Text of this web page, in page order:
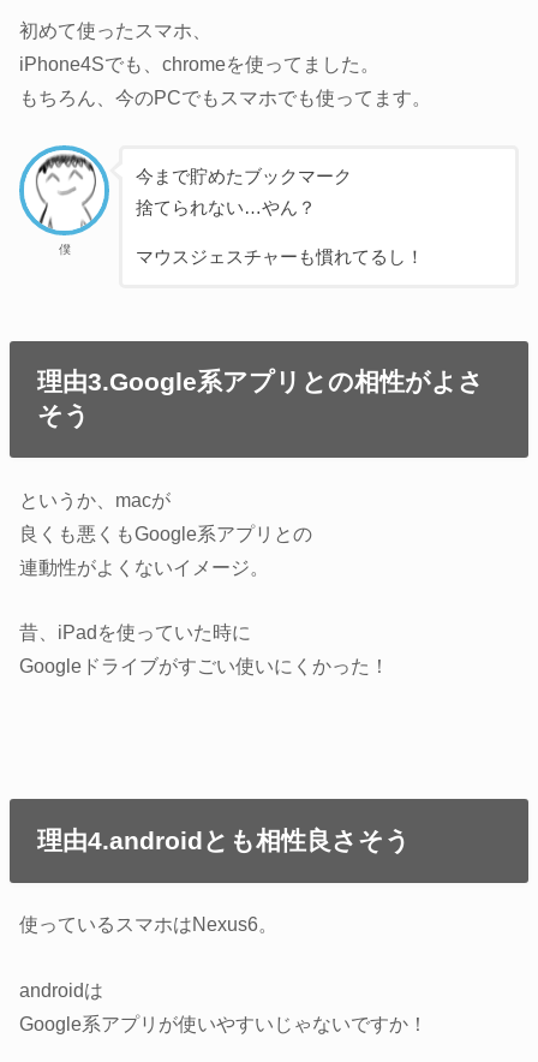
初めて使ったスマホ、
iPhone4Sでも、chromeを使ってました。
もちろん、今のPCでもスマホでも使ってます。
僕
今まで貯めたブックマーク
捨てられない…やん？
マウスジェスチャーも慣れてるし！
理由3.Google系アプリとの相性がよさ
そう
というか、macが
良くも悪くもGoogle系アプリとの
連動性がよくないイメージ。
昔、iPadを使っていた時に
Googleドライブがすごい使いにくかった！
理由4.androidとも相性良さそう
使っているスマホはNexus6。
androidは
Google系アプリが使いやすいじゃないですか！